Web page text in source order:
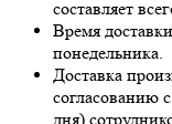
составляет
Время
понедельника.
Доставка
согласованию
дня)